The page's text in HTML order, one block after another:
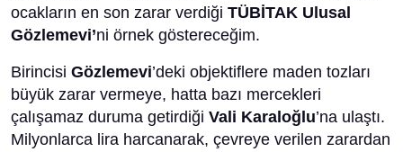
ocakların en son zarar verdiği TÜBİTAK Ulusal
Gözlemevi’ni örnek göstereceğim.
Birincisi Gözlemevi’deki objektiflere maden tozları
büyük zarar vermeye, hatta bazı mercekleri
çalışamaz duruma getirdiği Vali Karaloğlu’na ulaştı.
Milyonlarca lira harcanarak, çevreye verilen zarardan